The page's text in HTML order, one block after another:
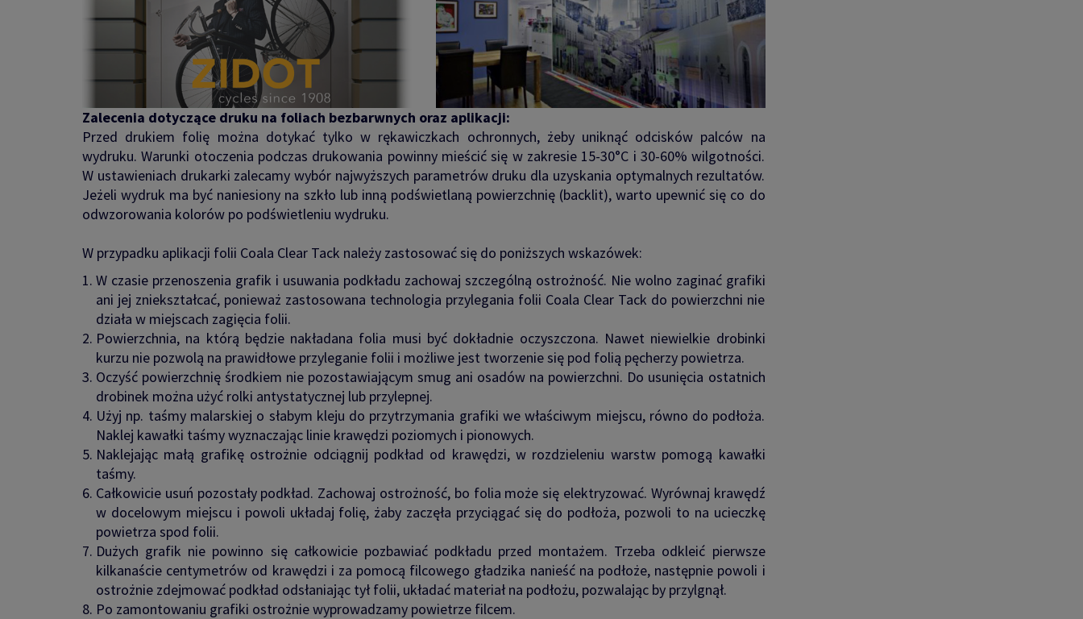
Zalecenia dotyczące druku na foliach bezbarwnych oraz aplikacji:
Przed drukiem folię można dotykać tylko w rękawiczkach ochronnych, żeby uniknąć odcisków palców na
wydruku. Warunki otoczenia podczas drukowania powinny mieścić się w zakresie 15-30°C i 30-60% wilgotności.
W ustawieniach drukarki zalecamy wybór najwyższych parametrów druku dla uzyskania optymalnych rezultatów.
Jeżeli wydruk ma być naniesiony na szkło lub inną podświetlaną powierzchnię (backlit), warto upewnić się co do
odwzorowania kolorów po podświetleniu wydruku.
W przypadku aplikacji folii Coala Clear Tack należy zastosować się do poniższych wskazówek:
W czasie przenoszenia grafik i usuwania podkładu zachowaj szczególną ostrożność. Nie wolno zaginać grafiki
ani jej zniekształcać, ponieważ zastosowana technologia przylegania folii Coala Clear Tack do powierzchni nie
działa w miejscach zagięcia folii.
Powierzchnia, na którą będzie nakładana folia musi być dokładnie oczyszczona. Nawet niewielkie drobinki
kurzu nie pozwolą na prawidłowe przyleganie folii i możliwe jest tworzenie się pod folią pęcherzy powietrza.
Oczyść powierzchnię środkiem nie pozostawiającym smug ani osadów na powierzchni. Do usunięcia ostatnich
drobinek można użyć rolki antystatycznej lub przylepnej.
Użyj np. taśmy malarskiej o słabym kleju do przytrzymania grafiki we właściwym miejscu, równo do podłoża.
Naklej kawałki taśmy wyznaczając linie krawędzi poziomych i pionowych.
Naklejając małą grafikę ostrożnie odciągnij podkład od krawędzi, w rozdzieleniu warstw pomogą kawałki
taśmy.
Całkowicie usuń pozostały podkład. Zachowaj ostrożność, bo folia może się elektryzować. Wyrównaj krawędź
w docelowym miejscu i powoli układaj folię, żaby zaczęła przyciągać się do podłoża, pozwoli to na ucieczkę
powietrza spod folii.
Dużych grafik nie powinno się całkowicie pozbawiać podkładu przed montażem. Trzeba odkleić pierwsze
kilkanaście centymetrów od krawędzi i za pomocą filcowego gładzika nanieść na podłoże, następnie powoli i
ostrożnie zdejmować podkład odsłaniając tył folii, układać materiał na podłożu, pozwalając by przylgnął.
Po zamontowaniu grafiki ostrożnie wyprowadzamy powietrze filcem.